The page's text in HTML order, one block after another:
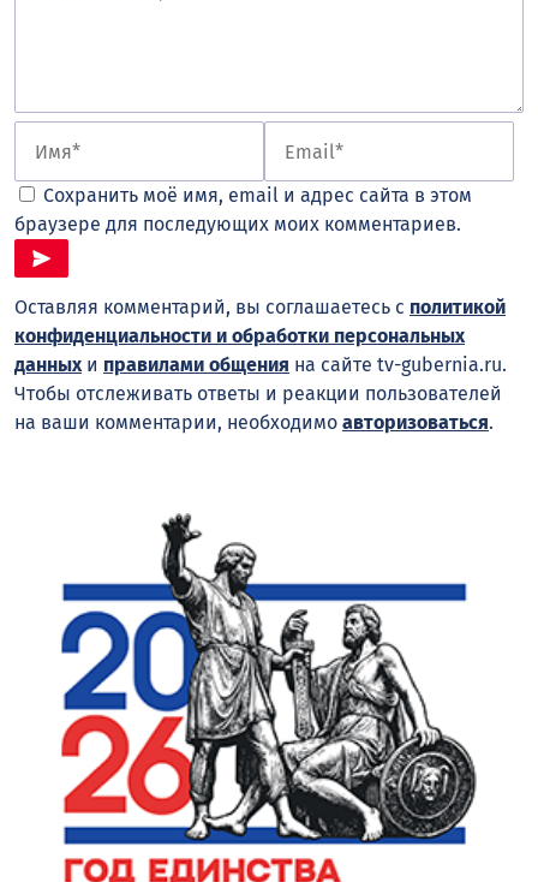
Сохранить моё имя, email и адрес сайта в этом
браузере для последующих моих комментариев.
Оставляя комментарий, вы соглашаетесь с политикой
конфиденциальности и обработки персональных
данныхи правилами общения на сайте tv-gubernia.ru.
Чтобы отслеживать ответы и реакции пользователей
на ваши комментарии, необходимо авторизоваться.